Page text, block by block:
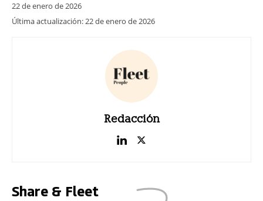
22 de enero de 2026
Última actualización:22 de enero de 2026
Redacción
Share & Fleet